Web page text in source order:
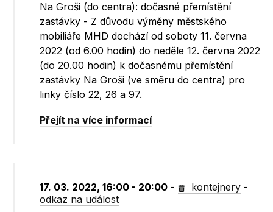
Na Groši (do centra): dočasné přemístění
zastávky - Z důvodu výměny městského
mobiliáře MHD dochází od soboty 11. června
2022 (od 6.00 hodin) do neděle 12. června 2022
(do 20.00 hodin) k dočasnému přemístění
zastávky Na Groši (ve směru do centra) pro
linky číslo 22, 26 a 97.
Přejít na více informací
17. 03. 2022, 16:00 - 20:00 - kontejnery -
odkaz na událost